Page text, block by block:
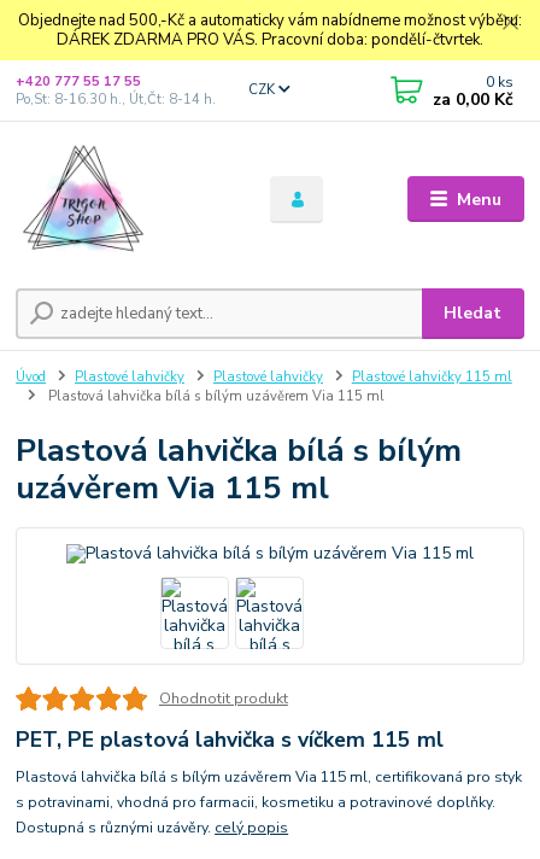
Objednejte nad 500,-Kč a automaticky vám nabídneme možnost výběru:
DÁREK ZDARMA PRO VÁS. Pracovní doba: pondělí-čtvrtek.
Menu
CZK
Hledat
+420 777 55 17 55
Po,St: 8-16.30 h., Út,Čt: 8-14 h.
0 ks
za 0,00 Kč
Úvod Plastové lahvičky Plastové lahvičky
Plastové lahvičky 115 ml
Plastová lahvička bílá s bílým uzávěrem Via 115 ml
Plastová lahvička bílá s bílým
uzávěrem Via 115 ml
Ohodnotit produkt
PET, PE plastová lahvička s víčkem 115 ml
Plastová lahvička bílá s bílým uzávěrem Via 115 ml, certifikovaná pro styk
s potravinami, vhodná pro farmacii, kosmetiku a potravinové doplňky.
Dostupná s různými uzávěry. celý popis